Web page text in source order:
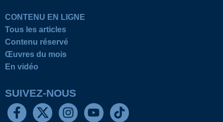
CONTENU EN LIGNE
Tous les articles
Contenu réservé
Œuvres du mois
En vidéo
SUIVEZ-NOUS